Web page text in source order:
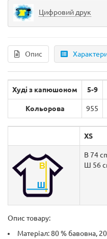
Цифровий друк
Опис
Худі з капюшоном 5-9
Кольорова 955
XS
В 74
Ш 56
Опис товару:
Матеріал: 80 % бавовна,